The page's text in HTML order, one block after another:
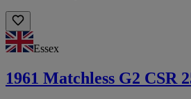
Essex
1961 Matchless G2 CSR